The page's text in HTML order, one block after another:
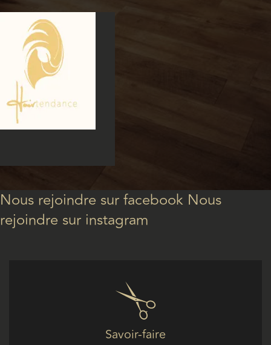
Nous rejoindre sur facebook Nous
rejoindre sur instagram
Savoir-faire